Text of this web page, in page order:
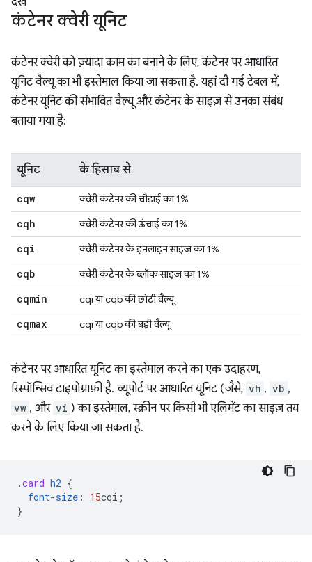
कंटेनर क्वेरी यूनिट
कंटेनर क्वेरी को ज़्यादा काम का बनाने के लिए, कंटेनर पर आधारित
यूनिट वैल्यू का भी इस्तेमाल किया जा सकता है. यहां दी गई टेबल में,
कंटेनर यूनिट की संभावित वैल्यू और कंटेनर के साइज़ से उनका संबंध
बताया गया है:
यूनिट के हिसाब से
cqw क्वेरी कंटेनर की चौड़ाई का 1%
cqh क्वेरी कंटेनर की ऊंचाई का 1%
cqi क्वेरी कंटेनर के इनलाइन साइज़ का 1%
cqb क्वेरी कंटेनर के ब्लॉक साइज़ का 1%
cqmin cqi या cqb की छोटी वैल्यू
cqmax cqi या cqb की बड़ी वैल्यू
कंटेनर पर आधारित यूनिट का इस्तेमाल करने का एक उदाहरण,
रिस्पॉन्सिव टाइपोग्राफ़ी है. व्यूपोर्ट पर आधारित यूनिट (जैसे, vh , vb ,
vw , और vi ) का इस्तेमाल, स्क्रीन पर किसी भी एलिमेंट का साइज़ तय
करने के लिए किया जा सकता है.
.card h2 {
font-size : 15cqi ;
}